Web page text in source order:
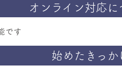
オンライン対応に
です
始めたきっか